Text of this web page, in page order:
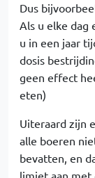
Dus
Als u elke dag
u in een jaar
dosis
geen effect
eten)
Uiteraard zijn
alle boeren
bevatten, en
limiet aan met